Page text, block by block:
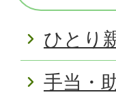
ひとり
手当・